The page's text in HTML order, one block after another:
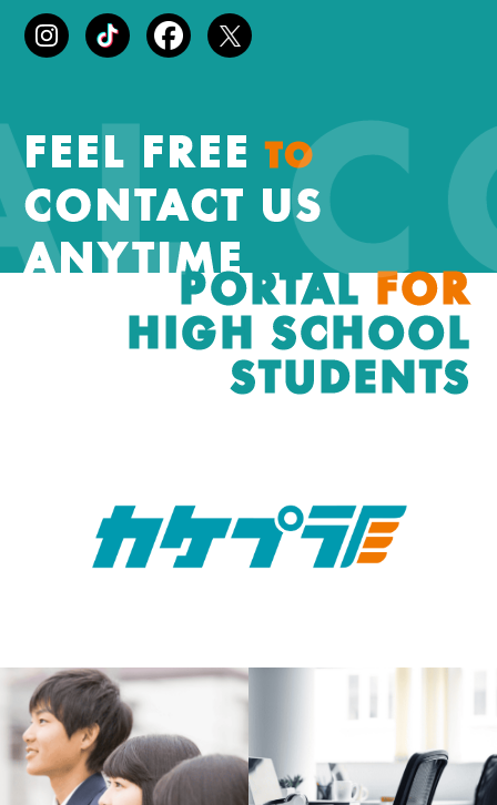
FEEL FREETO
CONTACT US
ANYTIME
PORTALFOR
HIGH SCHOOL
STUDENTS